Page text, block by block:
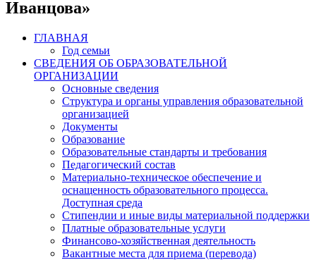
Иванцова»
ГЛАВНАЯ
Год семьи
СВЕДЕНИЯ ОБ ОБРАЗОВАТЕЛЬНОЙ
ОРГАНИЗАЦИИ
Основные сведения
Структура и органы управления образовательной
организацией
Документы
Образование
Образовательные стандарты и требования
Педагогический состав
Материально-техническое обеспечение и
оснащенность образовательного процесса.
Доступная среда
Стипендии и иные виды материальной поддержки
Платные образовательные услуги
Финансово-хозяйственная деятельность
Вакантные места для приема (перевода)